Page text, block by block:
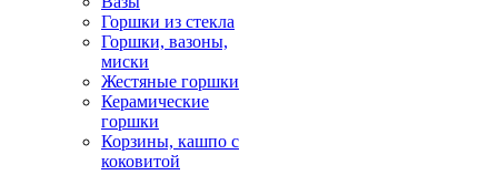
Горшки из стекла
Горшки, вазоны,
миски
Жестяные горшки
Керамические
горшки
Корзины, кашпо с
коковитой